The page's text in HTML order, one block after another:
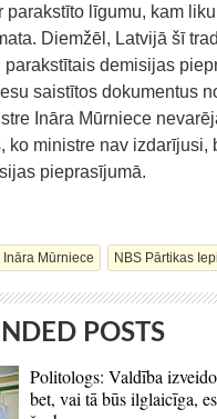
parakstīto līgumu, kam
Diemžēl, Latvijā šī
parakstītais demisijas
saistītos dokumentus
Ināra Mūrniece
ko ministre nav izdarījusi,
pieprasījumā.
Ināra Mūrniece NBS Pārtikas
POSTS
Politologs: Valdība
bet, vai tā būs ilglaicīga, es